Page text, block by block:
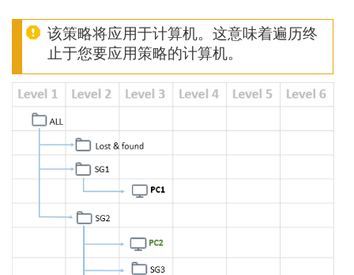
该策略将应用于计算机。这意味着遍历终
止于您要应用策略的计算机。